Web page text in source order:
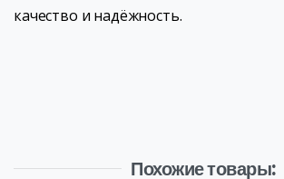
качество и надёжность.
Похожие товары: